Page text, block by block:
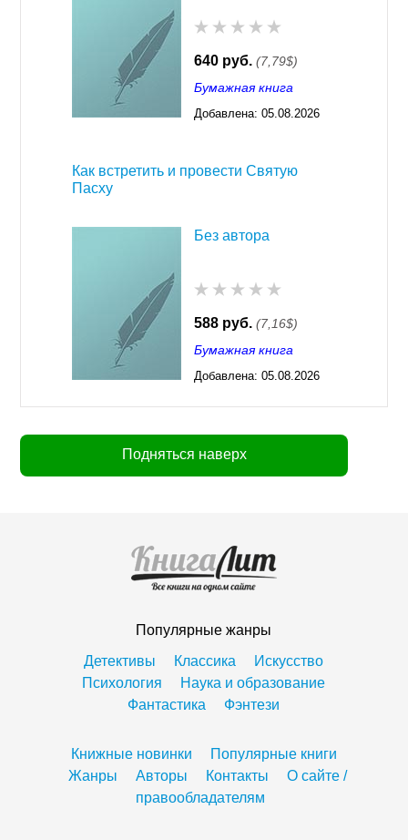
640 руб. (7,79$)
Бумажная книга
Добавлена: 05.08.2026
Как встретить и провести Святую
Пасху
Без автора
588 руб. (7,16$)
Бумажная книга
Добавлена: 05.08.2026
Подняться наверх
Популярные жанры
Детективы
Классика
Искусство
Психология
Наука и образование
Фантастика
Фэнтези
Книжные новинки
Популярные книги
Жанры
Авторы Контакты
О сайте /
правообладателям